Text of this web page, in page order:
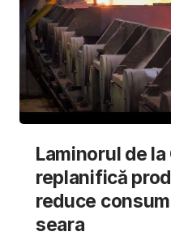
Laminorul de la
replanifică
reduce
seara